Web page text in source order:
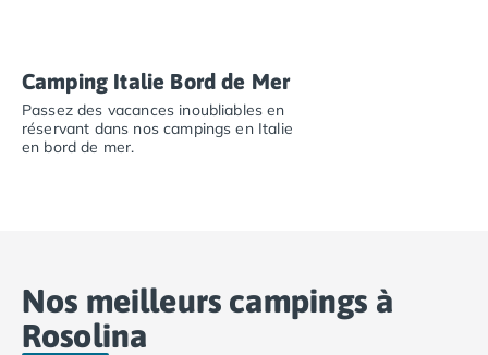
Camping Italie Bord de Mer
Passez des vacances inoubliables en
réservant dans nos campings en Italie
en bord de mer.
Nos meilleurs campings à
Rosolina